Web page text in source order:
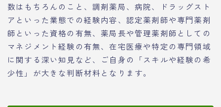
数はもちろんのこと、調剤薬局、病院、ドラッグスト
アといった業態での経験内容、認定薬剤師や専門薬剤
師といった資格の有無、薬局長や管理薬剤師としての
マネジメント経験の有無、在宅医療や特定の専門領域
に関する深い知見など、ご自身の「スキルや経験の希
少性」が大きな判断材料となります。